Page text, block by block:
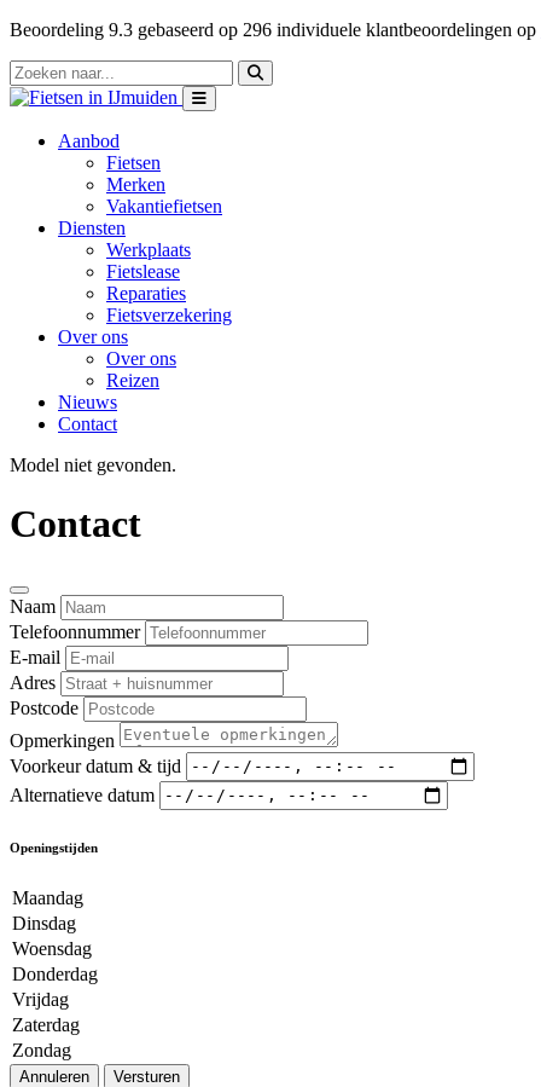
Beoordeling 9.3 gebaseerd op 296 individuele klantbeoordelingen op
Aanbod
Fietsen
Merken
Vakantiefietsen
Diensten
Werkplaats
Fietslease
Reparaties
Fietsverzekering
Over ons
Over ons
Reizen
Nieuws
Contact
Model niet gevonden.
Contact
Naam
Telefoonnummer
E-mail
Adres
Postcode
Opmerkingen
Voorkeur datum & tijd
Alternatieve datum
Openingstijden
Maandag
Dinsdag
Woensdag
Donderdag
Vrijdag
Zaterdag
Zondag
Annuleren Versturen